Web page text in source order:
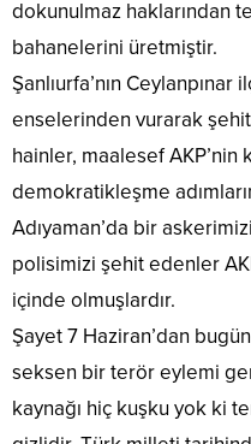
dokunulmaz haklarından
bahanelerini üretmiştir.
Şanlıurfa’nın
enselerinden vurarak
hainler, maalesef AKP’nin
demokratikleşme
Adıyaman’da bir
polisimizi şehit edenler
içinde olmuşlardır.
Şayet 7 Haziran’dan
seksen bir terör eylemi
kaynağı hiç kuşku yok ki